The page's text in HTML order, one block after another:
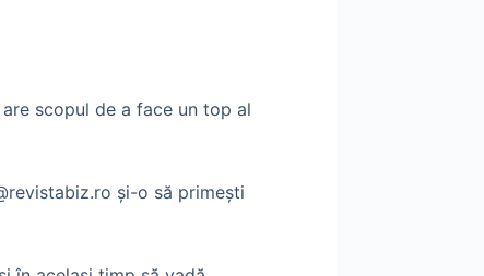
scopul de a face un top al
şi-o să primeşti